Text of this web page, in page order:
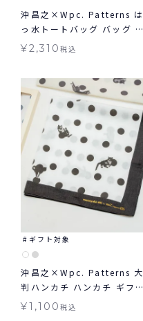
沖昌之×Wpc. Patterns は
っ水トートバッグ バッグ ギ
フト対象 ≪メール便対象≫
¥2,310税込
ギフト対象
沖昌之×Wpc. Patterns 大
判ハンカチ ハンカチ ギフト
対象 ≪メール便対象≫
¥1,100税込